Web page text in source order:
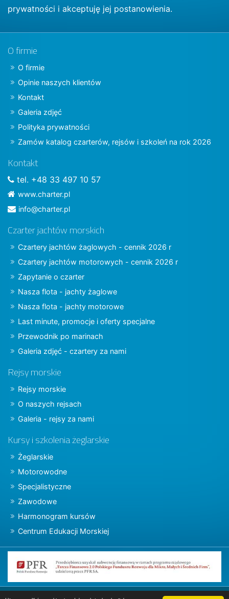
prywatności i akceptuję jej postanowienia.
O firmie
O firmie
Opinie naszych klientów
Kontakt
Galeria zdjęć
Polityka prywatności
Zamów katalog czarterów, rejsów i szkoleń na rok 2026
Kontakt
tel. +48 33 497 10 57
www.charter.pl
info@charter.pl
Czarter jachtów morskich
Czartery jachtów żaglowych - cennik 2026 r
Czartery jachtów motorowych - cennik 2026 r
Zapytanie o czarter
Nasza flota - jachty żaglowe
Nasza flota - jachty motorowe
Last minute, promocje i oferty specjalne
Przewodnik po marinach
Galeria zdjęć - czartery za nami
Rejsy morskie
Rejsy morskie
O naszych rejsach
Galeria - rejsy za nami
Kursy i szkolenia żeglarskie
Żeglarskie
Motorowodne
Specjalistyczne
Zawodowe
Harmonogram kursów
Centrum Edukacji Morskiej